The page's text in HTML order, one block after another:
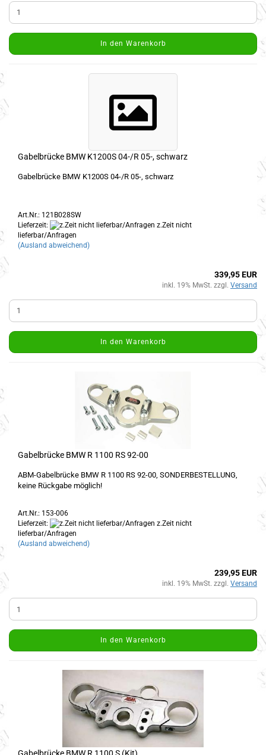
In den Warenkorb
Gabelbrücke BMW K1200S 04-/R 05-, schwarz
Gabelbrücke BMW K1200S 04-/R 05-, schwarz
Art.Nr.: 121B028SW
Lieferzeit:
z.Zeit nicht
lieferbar/Anfragen
(Ausland abweichend)
339,95 EUR
inkl. 19% MwSt. zzgl. Versand
In den Warenkorb
Gabelbrücke BMW R 1100 RS 92-00
ABM-Gabelbrücke BMW R 1100 RS 92-00, SONDERBESTELLUNG,
keine Rückgabe möglich!
Art.Nr.: 153-006
Lieferzeit:
z.Zeit nicht
lieferbar/Anfragen
(Ausland abweichend)
239,95 EUR
inkl. 19% MwSt. zzgl. Versand
In den Warenkorb